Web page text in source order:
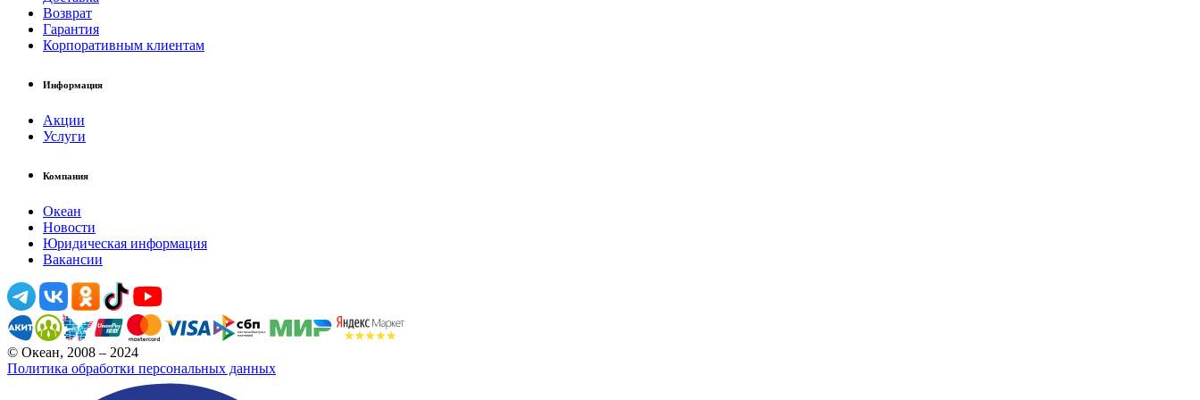
Возврат
Гарантия
Корпоративным клиентам
Информация
Акции
Услуги
Компания
Океан
Новости
Юридическая информация
Вакансии
© Океан, 2008 – 2024
Политика обработки персональных данных